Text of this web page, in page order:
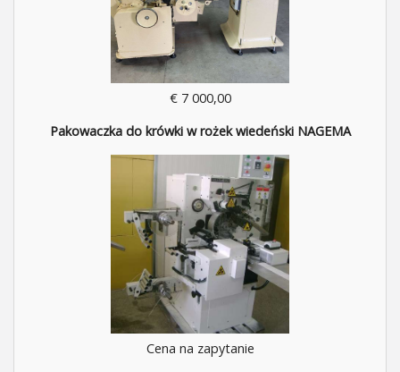
€ 7 000,00
Pakowaczka do krówki w rożek wiedeński NAGEMA
Cena na zapytanie